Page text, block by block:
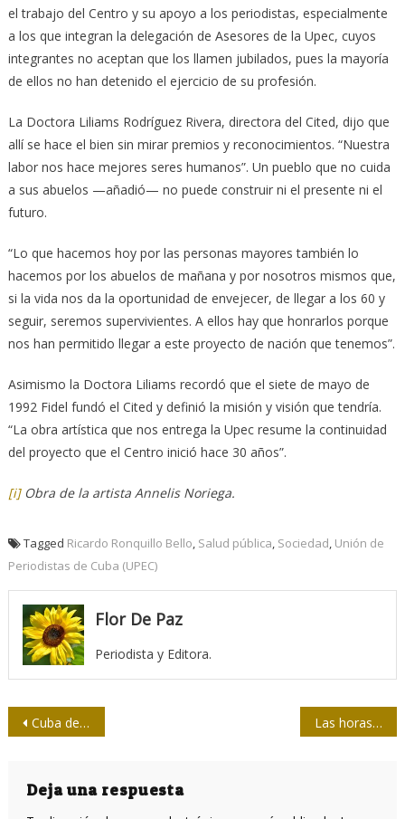
el trabajo del Centro y su apoyo a los periodistas, especialmente
a los que integran la delegación de Asesores de la Upec, cuyos
integrantes no aceptan que los llamen jubilados, pues la mayoría
de ellos no han detenido el ejercicio de su profesión.
La Doctora Liliams Rodríguez Rivera, directora del Cited, dijo que
allí se hace el bien sin mirar premios y reconocimientos. “Nuestra
labor nos hace mejores seres humanos”. Un pueblo que no cuida
a sus abuelos —añadió— no puede construir ni el presente ni el
futuro.
“Lo que hacemos hoy por las personas mayores también lo
hacemos por los abuelos de mañana y por nosotros mismos que,
si la vida nos da la oportunidad de envejecer, de llegar a los 60 y
seguir, seremos supervivientes. A ellos hay que honrarlos porque
nos han permitido llegar a este proyecto de nación que tenemos”.
Asimismo la Doctora Liliams recordó que el siete de mayo de
1992 Fidel fundó el Cited y definió la misión y visión que tendría.
“La obra artística que nos entrega la Upec resume la continuidad
del proyecto que el Centro inició hace 30 años”.
[i]Obra de la artista Annelis Noriega.
Tagged Ricardo Ronquillo Bello Salud pública Sociedad Unión de
Periodistas de Cuba (UPEC)
Flor De Paz
Periodista y Editora.
Navegación
entradas
Cuba demostró fortalezas ante tragedia del hotel Saratoga Las horas de duelo
Deja una respuesta